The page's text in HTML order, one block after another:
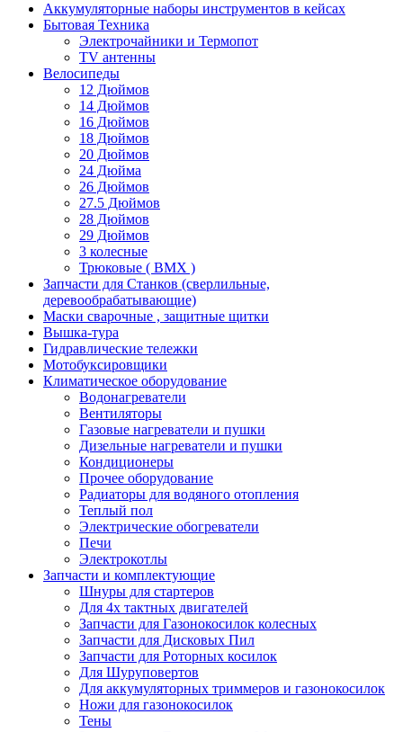
Аккумуляторные наборы инструментов в кейсах
Бытовая Техника
Электрочайники и Термопот
TV антенны
Велосипеды
12 Дюймов
14 Дюймов
16 Дюймов
18 Дюймов
20 Дюймов
24 Дюйма
26 Дюймов
27.5 Дюймов
28 Дюймов
29 Дюймов
3 колесные
Трюковые ( BMX )
Запчасти для Станков (сверлильные,
деревообрабатывающие)
Маски сварочные , защитные щитки
Вышка-тура
Гидравлические тележки
Мотобуксировщики
Климатическое оборудование
Водонагреватели
Вентиляторы
Газовые нагреватели и пушки
Дизельные нагреватели и пушки
Кондиционеры
Прочее оборудование
Радиаторы для водяного отопления
Теплый пол
Электрические обогреватели
Печи
Электрокотлы
Запчасти и комплектующие
Шнуры для стартеров
Для 4х тактных двигателей
Запчасти для Газонокосилок колесных
Запчасти для Дисковых Пил
Запчасти для Роторных косилок
Для Шуруповертов
Для аккумуляторных триммеров и газонокосилок
Ножи для газонокосилок
Тены